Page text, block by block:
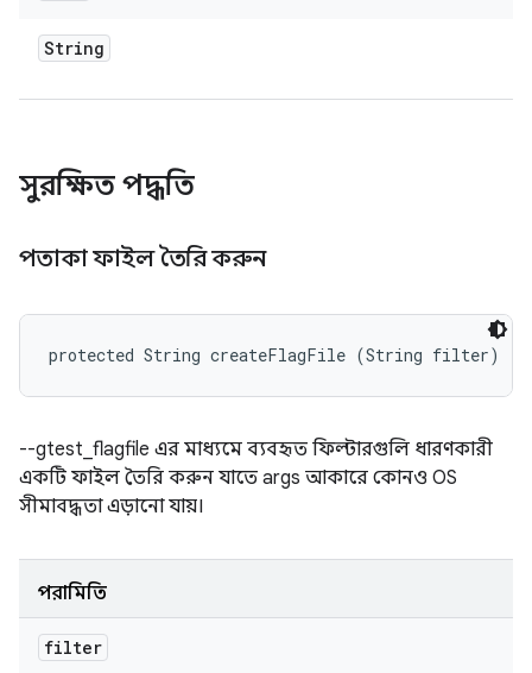
String
সুরক্ষিত পদ্ধতি
পতাকা ফাইল তৈরি করুন
protected String createFlagFile (String filter)
--gtest_flagfile এর মাধ্যমে ব্যবহৃত ফিল্টারগুলি ধারণকারী
একটি ফাইল তৈরি করুন যাতে args আকারে কোনও OS
সীমাবদ্ধতা এড়ানো যায়।
পরামিতি
filter